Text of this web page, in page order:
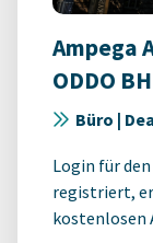
Ampega
ODDO
Büro |
Login für
registriert,
kostenlosen